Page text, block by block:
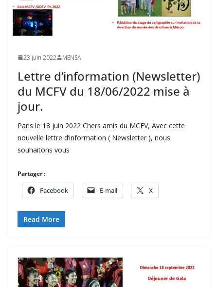
23 juin 2022 MENSA
Lettre d’information (Newsletter)
du MCFV du 18/06/2022 mise à
jour.
Paris le 18 juin 2022 Chers amis du MCFV, Avec cette
nouvelle lettre d’information ( Newsletter ), nous
souhaitons vous
Partager :
Facebook E-mail X
Read More